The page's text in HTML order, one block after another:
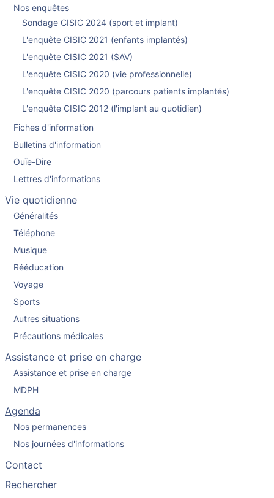
Nos enquêtes
Sondage CISIC 2024 (sport et implant)
L'enquête CISIC 2021 (enfants implantés)
L'enquête CISIC 2021 (SAV)
L'enquête CISIC 2020 (vie professionnelle)
L'enquête CISIC 2020 (parcours patients implantés)
L'enquête CISIC 2012 (l'implant au quotidien)
Fiches d'information
Bulletins d'information
Ouïe-Dire
Lettres d'informations
Vie quotidienne
Généralités
Téléphone
Musique
Rééducation
Voyage
Sports
Autres situations
Précautions médicales
Assistance et prise en charge
Assistance et prise en charge
MDPH
Agenda
Nos permanences
Nos journées d'informations
Contact
Rechercher